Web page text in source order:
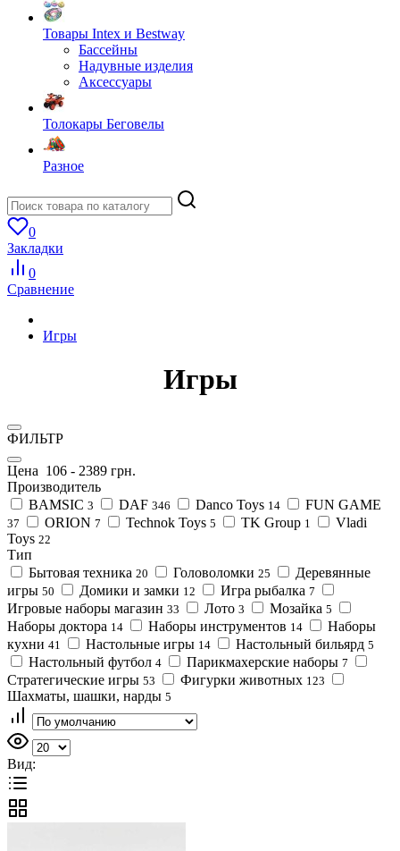
Товары Intex и Bestway
Бассейны
Надувные изделия
Аксессуары
Толокары Беговелы
Разное
0
Закладки
0
Сравнение
Игры
Игры
ФИЛЬТР
Цена 106 - 2389 грн.
Производитель
BAMSIC 3 DAF 346 Danco Toys 14 FUN GAME
37 ORION 7 Technok Toys 5 TK Group 1
Vladi
Toys 22
Тип
Бытовая техника 20 Головоломки 25
Деревянные
игры 50 Домики и замки 12 Игра рыбалка 7
Игровые наборы магазин 33 Лото 3 Мозайка 5
Наборы доктора 14 Наборы инструментов 14
Наборы
кухни 41 Настольные игры 14 Настольный бильярд 5
Настольный футбол 4 Парикмахерские наборы 7
Стратегические игры 53 Фигурки животных 123
Шахматы, шашки, нарды 5
Вид: